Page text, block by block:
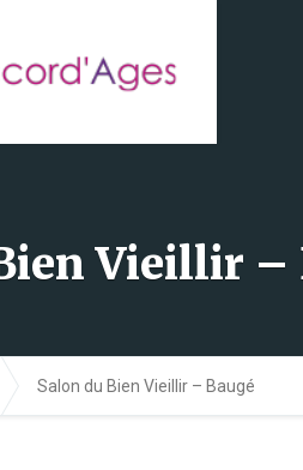
Vieillir –
Salon du Bien Vieillir – Baugé